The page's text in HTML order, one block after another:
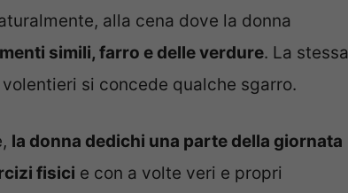
alla cena dove la donna
simili, farro e delle verdure. La stessa
si concede qualche sgarro.
la donna dedichi una parte della giornata
fisici e con a volte veri e propri